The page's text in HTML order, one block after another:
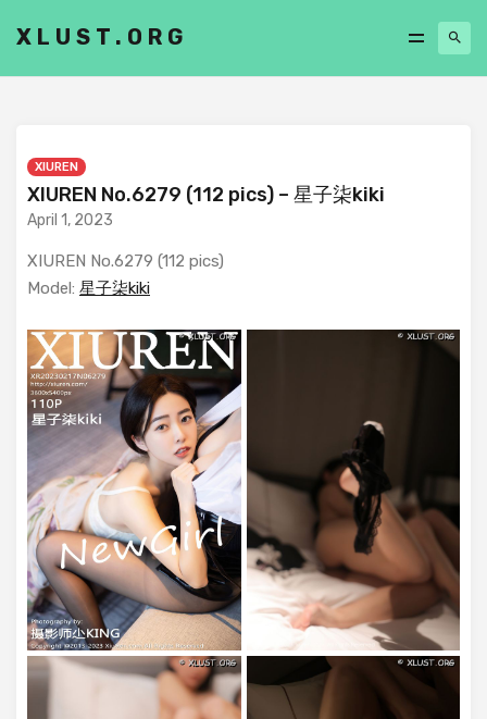
XLUST.ORG
XIUREN
XIUREN No.6279 (112 pics) – 星子柒kiki
April 1, 2023
XIUREN No.6279 (112 pics)
Model: 星子柒kiki